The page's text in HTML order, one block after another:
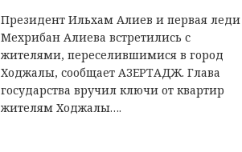
Президент Ильхам Алиев и первая леди
Мехрибан Алиева встретились с
жителями, переселившимися в город
Ходжалы, сообщает АЗЕРТАДЖ. Глава
государства вручил ключи от квартир
жителям Ходжалы….